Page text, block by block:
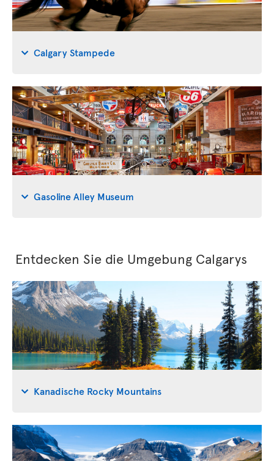
Calgary Stampede
Gasoline Alley Museum
Entdecken Sie die Umgebung Calgarys
Kanadische Rocky Mountains